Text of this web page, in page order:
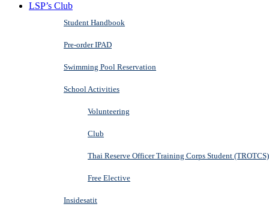
LSP’s Club
Student Handbook
Pre-order IPAD
Swimming Pool Reservation
School Activities
Volunteering
Club
Thai Reserve Officer Training Corps Student (TROTCS)
Free Elective
Insidesatit